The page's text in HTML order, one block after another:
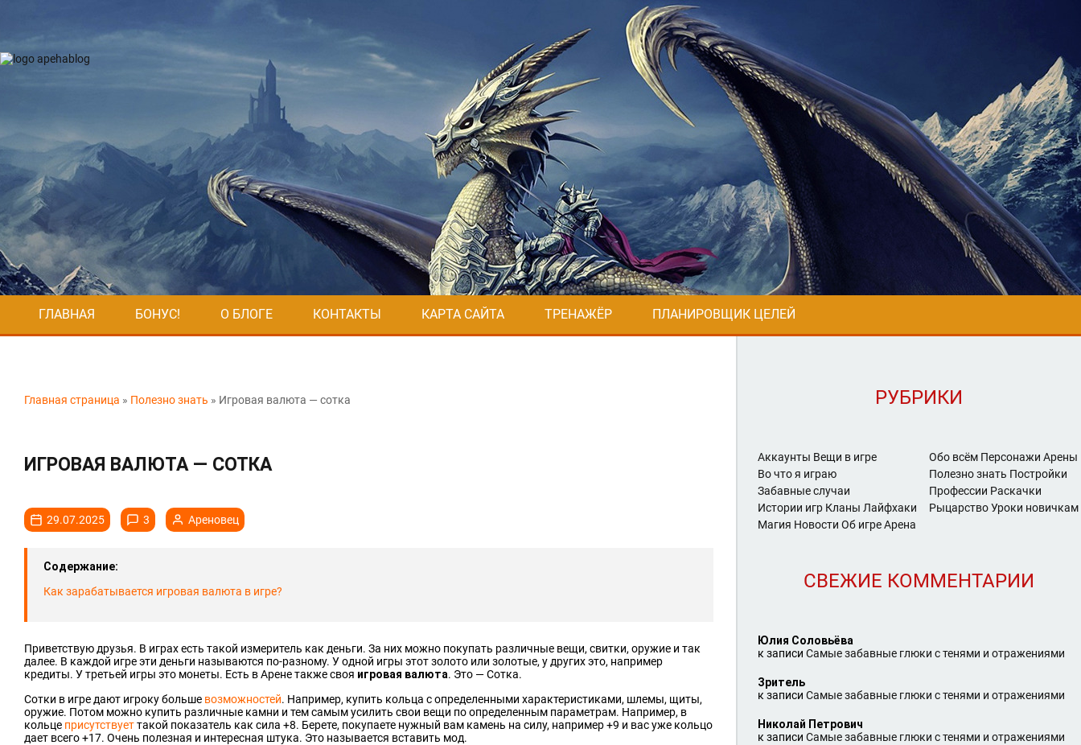
ГЛАВНАЯ БОНУС! О БЛОГЕ КОНТАКТЫ КАРТА САЙТА ТРЕНАЖЁР ПЛАНИРОВЩИК ЦЕЛЕЙ
Главная страница » Полезно знать » Игровая валюта — сотка
ИГРОВАЯ ВАЛЮТА — СОТКА
29.07.2025 3 Ареновец
Содержание:
Как зарабатывается игровая валюта в игре?
Приветствую друзья. В играх есть такой измеритель как деньги. За них можно покупать различные вещи, свитки, оружие и так
далее. В каждой игре эти деньги называются по-разному. У одной игры этот золото или золотые, у других это, например
кредиты. У третьей игры это монеты. Есть в Арене также своя игровая валюта. Это — Сотка.
Сотки в игре дают игроку больше возможностей. Например, купить кольца с определенными характеристиками, шлемы, щиты,
оружие. Потом можно купить различные камни и тем самым усилить свои вещи по определенным параметрам. Например, в
кольце присутствуеттакой показатель как сила +8. Берете, покупаете нужный вам камень на силу, например +9 и вас уже кольцо
дает всего +17. Очень полезная и интересная штука. Это называется вставить мод.
РУБРИКИ
Аккаунты Вещи в игре
Во что я играю
Забавные случаи
Истории игр Кланы Лайфхаки
Магия Новости Об игре Арена
Обо всём Персонажи Арены
Полезно знать Постройки
Профессии Раскачки
Рыцарство Уроки новичкам
СВЕЖИЕ КОММЕНТАРИИ
Юлия Соловьёва
к записи Самые забавные глюки с тенями и отражениями
Зритель
к записи Самые забавные глюки с тенями и отражениями
Николай Петрович
к записи Самые забавные глюки с тенями и отражениями